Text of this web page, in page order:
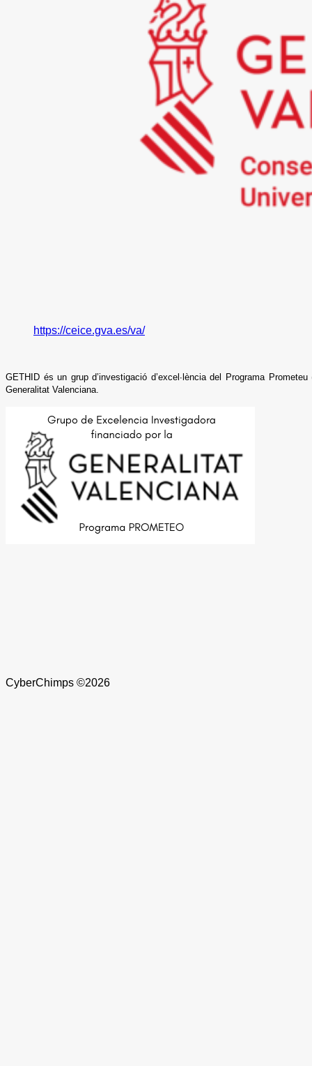
https://ceice.gva.es/va/
GETHID és un grup d’investigació d’excel·lència del Programa
Generalitat Valenciana.
CyberChimps ©2026